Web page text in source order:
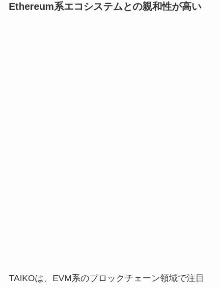
Ethereum系エコシステムとの親和性が高い
TAIKOは、EVM系のブロックチェーン領域で注目